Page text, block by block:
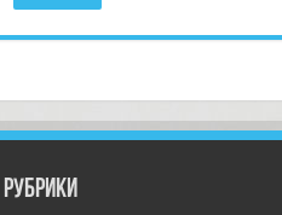
РУбрики